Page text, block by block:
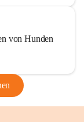
von Hunden